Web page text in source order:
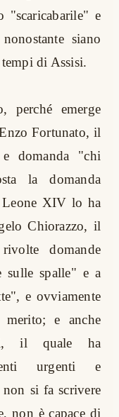
"scaricabarile" e
siano
di Assisi.
perché emerge
Fortunato, il
domanda "chi
la domanda
Leone XIV lo ha
Chiorazzo, il
domande
sulle spalle" e a
e ovviamente
e anche
il quale ha
urgenti e
si fa scrivere
non è capace di